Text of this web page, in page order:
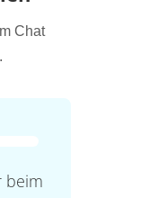
Chat
beim